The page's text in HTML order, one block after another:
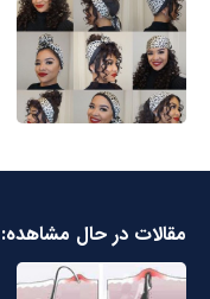
مقالات در حال مشاهده: